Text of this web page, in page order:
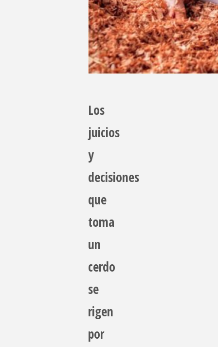
Los
juicios
y
decisiones
que
toma
un
cerdo
se
rigen
por